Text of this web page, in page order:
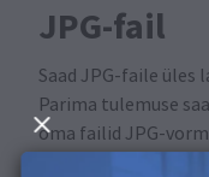
JPG-fail
Saad JPG-faile üles
Parima tulemuse
oma failid JPG-
kvaliteediga ning